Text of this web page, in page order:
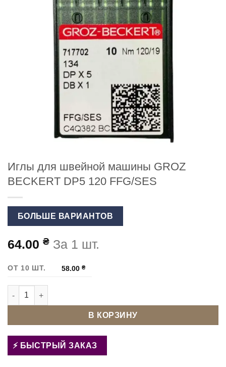
Иглы для швейной машины GROZ
BECKERT DP5 120 FFG/SES
БОЛЬШЕ ВАРИАНТОВ
64.00 ₴ За 1 шт.
ОТ 10 ШТ. 58.00₴
Количество товара Иглы для швейной машины GROZ
В КОРЗИНУ
БЫСТРЫЙ ЗАКАЗ